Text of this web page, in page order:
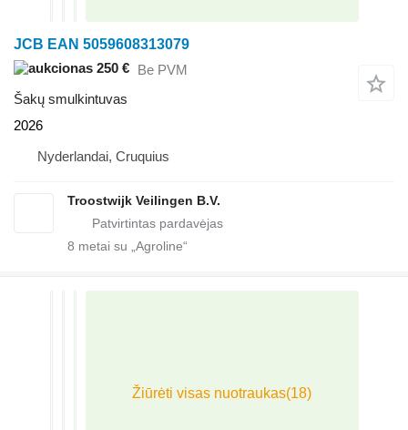
JCB EAN 5059608313079
250 € Be PVM
Šakų smulkintuvas
2026
Nyderlandai, Cruquius
Troostwijk Veilingen B.V.
8 metai su „Agroline“